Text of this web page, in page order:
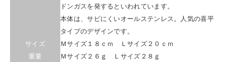
ドンガスを発するといわれています。
本体は、サビにくいオールステンレス。人気の喜平
タイプのデザインです。
サイズ
Ｍサイズ１８ｃｍ Ｌサイズ２０ｃｍ
重量
Ｍサイズ２６ｇ Ｌサイズ２８ｇ